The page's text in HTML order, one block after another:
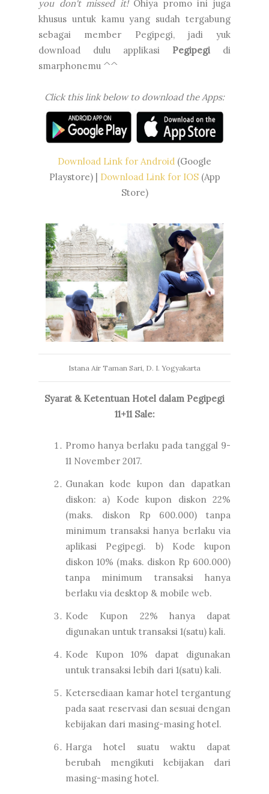
you don't missed it!Ohiya promo ini juga
khusus untuk kamu yang sudah tergabung
sebagai member Pegipegi, jadi yuk
download dulu applikasi Pegipegi di
smarphonemu ^^
Click this link below to download the Apps:
Download Link for Android (Google
Playstore) | Download Link for IOS(App
Store)
Istana Air Taman Sari, D. I. Yogyakarta
Syarat & Ketentuan Hotel dalam Pegipegi
11+11 Sale:
Promo hanya berlaku pada tanggal 9-
11 November 2017.
Gunakan kode kupon dan dapatkan
diskon: a) Kode kupon diskon 22%
(maks. diskon Rp 600.000) tanpa
minimum transaksi hanya berlaku via
aplikasi Pegipegi. b) Kode kupon
diskon 10% (maks. diskon Rp 600.000)
tanpa minimum transaksi hanya
berlaku via desktop & mobile web.
Kode Kupon 22% hanya dapat
digunakan untuk transaksi 1(satu) kali.
Kode Kupon 10% dapat digunakan
untuk transaksi lebih dari 1(satu) kali.
Ketersediaan kamar hotel tergantung
pada saat reservasi dan sesuai dengan
kebijakan dari masing-masing hotel.
Harga hotel suatu waktu dapat
berubah mengikuti kebijakan dari
masing-masing hotel.